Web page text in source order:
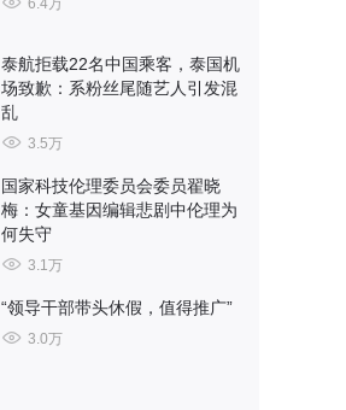
6.4万
泰航拒载22名中国乘客，泰国机
场致歉：系粉丝尾随艺人引发混
乱
3.5万
国家科技伦理委员会委员翟晓
梅：女童基因编辑悲剧中伦理为
何失守
3.1万
“领导干部带头休假，值得推广”
3.0万